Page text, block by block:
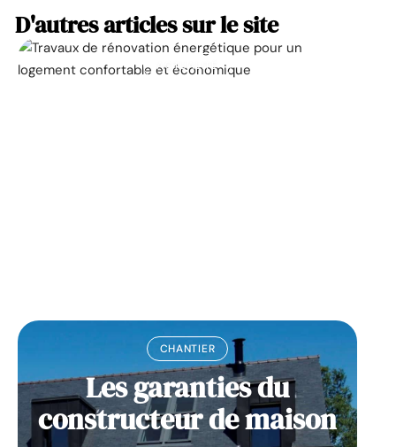
D'autres articles sur le site
ACTUALITÉ
CHANTIER
Les garanties du
constructeur de maison